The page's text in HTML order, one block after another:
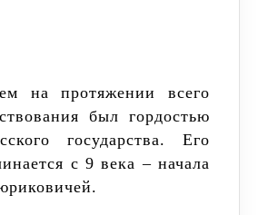
был гордостью
государства. Его
с 9 века – начала